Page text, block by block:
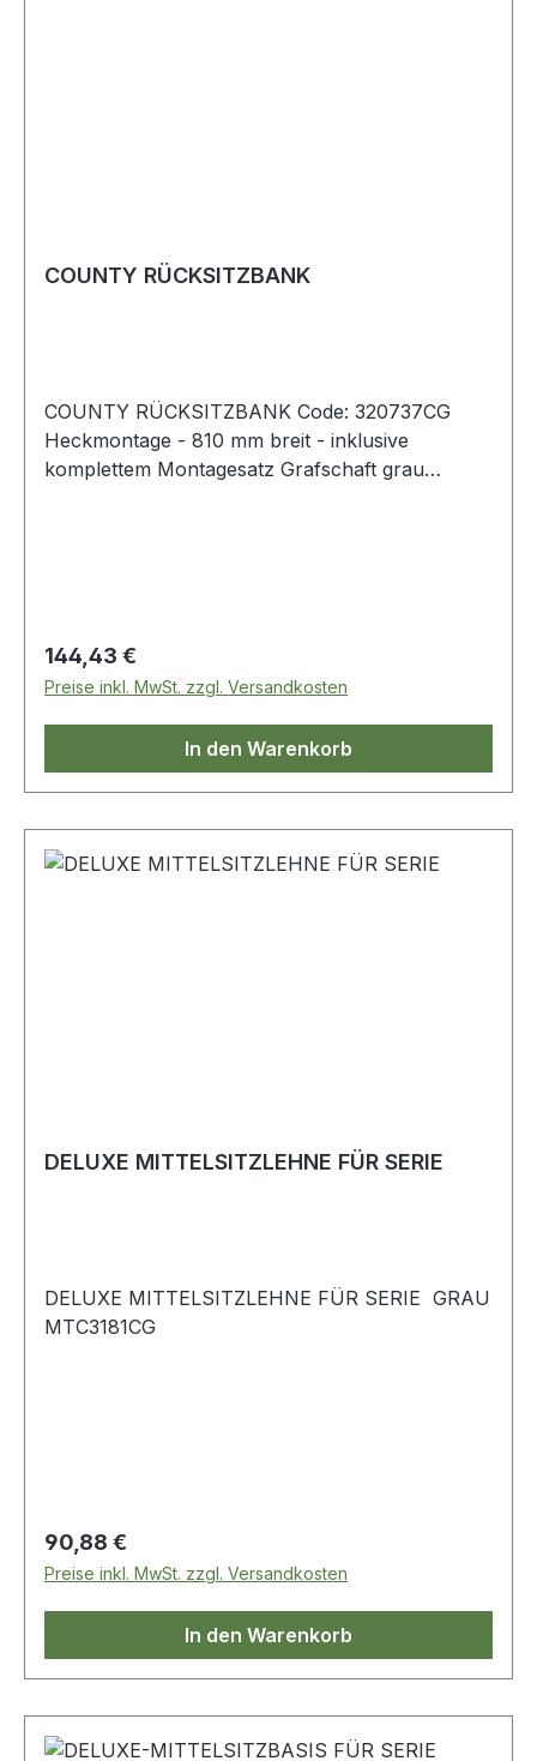
COUNTY RÜCKSITZBANK
COUNTY RÜCKSITZBANK Code: 320737CG
Heckmontage - 810 mm breit - inklusive
komplettem Montagesatz Grafschaft grau
Regulärer Preis:
144,43 €
Preise inkl. MwSt. zzgl. Versandkosten
In den Warenkorb
DELUXE MITTELSITZLEHNE FÜR SERIE
DELUXE MITTELSITZLEHNE FÜR SERIE GRAU
MTC3181CG
Regulärer Preis:
90,88 €
Preise inkl. MwSt. zzgl. Versandkosten
In den Warenkorb